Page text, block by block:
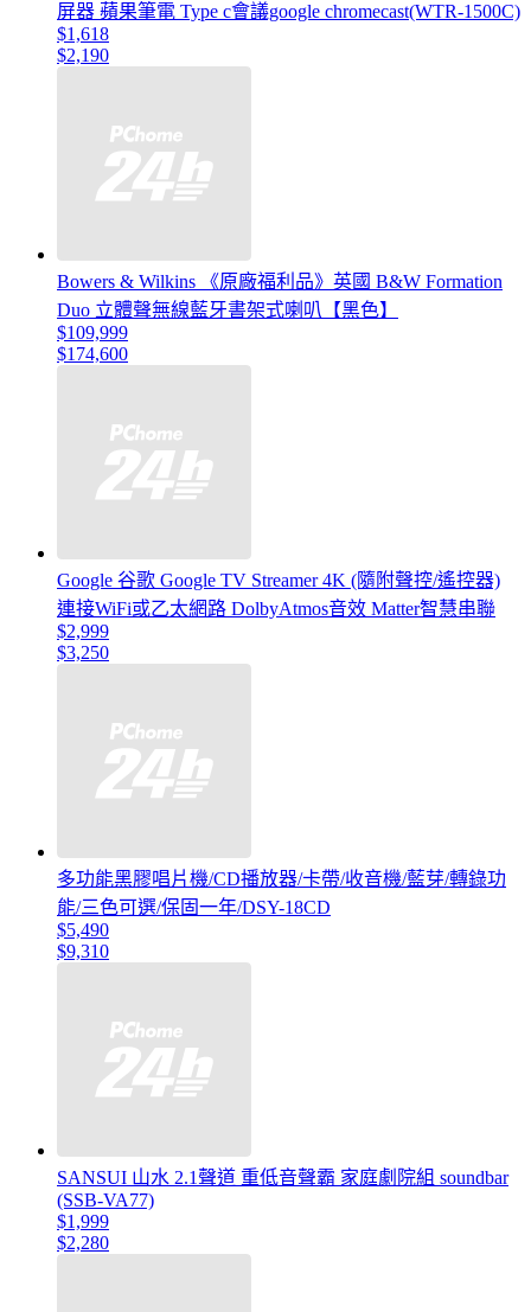
屏器 蘋果筆電 Type c會議google chromecast(WTR-1500C)
$1,618
$2,190
Bowers & Wilkins 《原廠福利品》英國 B&W Formation
Duo 立體聲無線藍牙書架式喇叭【黑色】
$109,999
$174,600
Google 谷歌 Google TV Streamer 4K (隨附聲控/遙控器)
連接WiFi或乙太網路 DolbyAtmos音效 Matter智慧串聯
$2,999
$3,250
多功能黑膠唱片機/CD播放器/卡帶/收音機/藍芽/轉錄功
能/三色可選/保固一年/DSY-18CD
$5,490
$9,310
SANSUI 山水 2.1聲道 重低音聲霸 家庭劇院組 soundbar
(SSB-VA77)
$1,999
$2,280